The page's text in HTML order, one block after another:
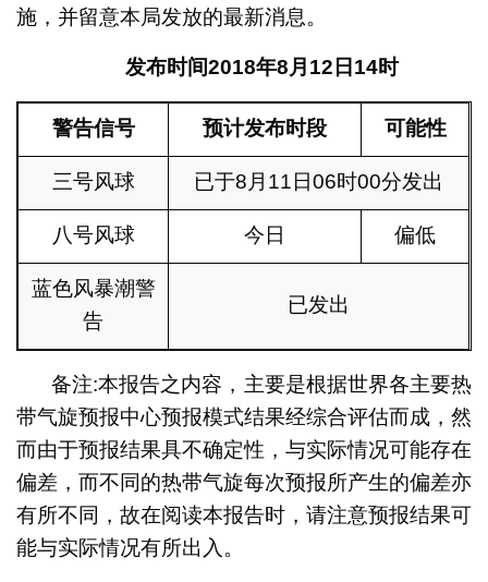
施，并留意本局发放的最新消息。
发布时间2018年8月 12 日 14时
警告信号 预计发布时段 可能性
三号风球 已于8月11日06时00分发出
八号风球 今日 偏低
蓝色风暴潮警
告
已发出
备注:本报告之内容，主要是根据世界各主要热
带气旋预报中心预报模式结果经综合评估而成，然
而由于预报结果具不确定性，与实际情况可能存在
偏差，而不同的热带气旋每次预报所产生的偏差亦
有所不同，故在阅读本报告时，请注意预报结果可
能与实际情况有所出入。